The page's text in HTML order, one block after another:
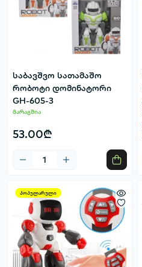
საბავშვო სათამაშო
რობოტი დომინატორი
GH-605-3
მარაგშია
53.00₾
პოპულარული